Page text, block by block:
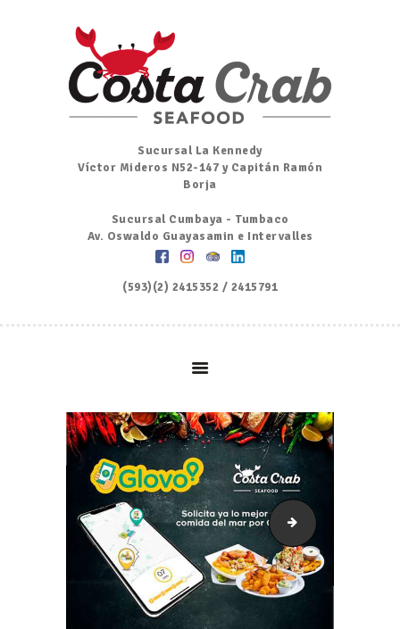
Sucursal La Kennedy
Víctor Mideros N52-147 y Capitán Ramón
Borja
Sucursal Cumbaya - Tumbaco
Av. Oswaldo Guayasamin e Intervalles
(593)(2) 2415352 / 2415791
Inicio
Nosotros
Menú
Ordena por Whatsapp
Promociones